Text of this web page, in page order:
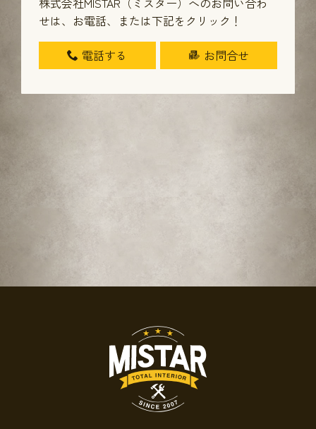
せは、 お電話、または下記をクリック！
電話する お問合せ